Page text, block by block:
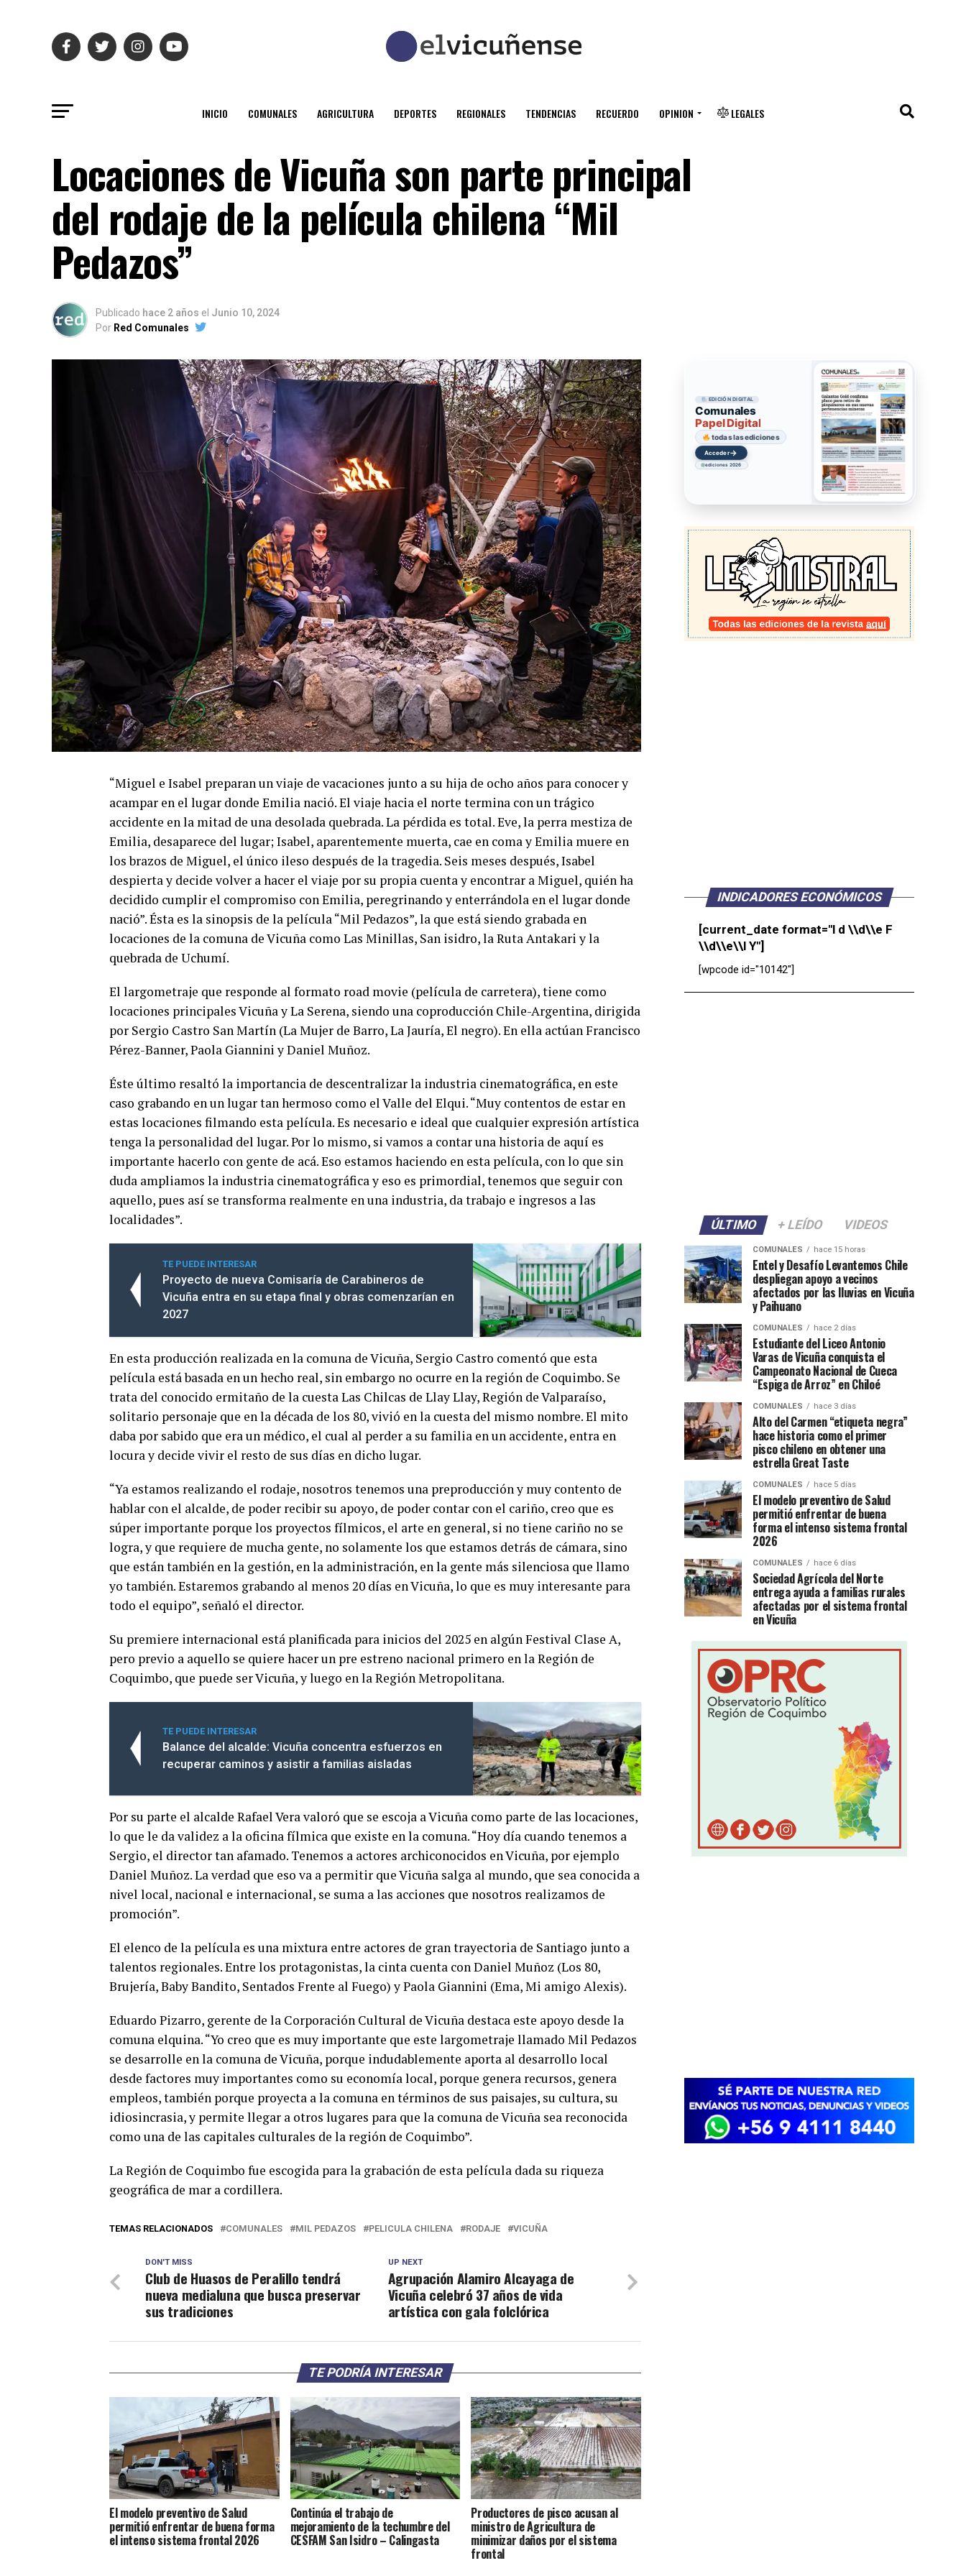
INICIO COMUNALES AGRICULTURA DEPORTES REGIONALES TENDENCIAS RECUERDO OPINION LEGALES
Locaciones de Vicuña son parte principal
del rodaje de la película chilena “Mil
Pedazos”
Publicado hace 2 años el Junio 10, 2024
Por Red Comunales
“Miguel e Isabel preparan un viaje de vacaciones junto a su hija de ocho años para conocer y
acampar en el lugar donde Emilia nació. El viaje hacia el norte termina con un trágico
accidente en la mitad de una desolada quebrada. La pérdida es total. Eve, la perra mestiza de
Emilia, desaparece del lugar; Isabel, aparentemente muerta, cae en coma y Emilia muere en
los brazos de Miguel, el único ileso después de la tragedia. Seis meses después, Isabel
despierta y decide volver a hacer el viaje por su propia cuenta y encontrar a Miguel, quién ha
decidido cumplir el compromiso con Emilia, peregrinando y enterrándola en el lugar donde
nació”. Ésta es la sinopsis de la película “Mil Pedazos”, la que está siendo grabada en
locaciones de la comuna de Vicuña como Las Minillas, San isidro, la Ruta Antakari y la
quebrada de Uchumí.
El largometraje que responde al formato road movie (película de carretera), tiene como
locaciones principales Vicuña y La Serena, siendo una coproducción Chile-Argentina, dirigida
por Sergio Castro San Martín (La Mujer de Barro, La Jauría, El negro). En ella actúan Francisco
Pérez-Banner, Paola Giannini y Daniel Muñoz.
Éste último resaltó la importancia de descentralizar la industria cinematográfica, en este
caso grabando en un lugar tan hermoso como el Valle del Elqui. “Muy contentos de estar en
estas locaciones filmando esta película. Es necesario e ideal que cualquier expresión artística
tenga la personalidad del lugar. Por lo mismo, si vamos a contar una historia de aquí es
importante hacerlo con gente de acá. Eso estamos haciendo en esta película, con lo que sin
duda ampliamos la industria cinematográfica y eso es primordial, tenemos que seguir con
aquello, pues así se transforma realmente en una industria, da trabajo e ingresos a las
localidades”.
TE PUEDE INTERESAR
Proyecto de nueva Comisaría de Carabineros de
Vicuña entra en su etapa final y obras comenzarían en
2027
En esta producción realizada en la comuna de Vicuña, Sergio Castro comentó que esta
película está basada en un hecho real, sin embargo no ocurre en la región de Coquimbo. Se
trata del conocido ermitaño de la cuesta Las Chilcas de Llay Llay, Región de Valparaíso,
solitario personaje que en la década de los 80, vivió en la cuesta del mismo nombre. El mito
daba por sabido que era un médico, el cual al perder a su familia en un accidente, entra en
locura y decide vivir el resto de sus días en dicho lugar.
“Ya estamos realizando el rodaje, nosotros tenemos una preproducción y muy contento de
hablar con el alcalde, de poder recibir su apoyo, de poder contar con el cariño, creo que es
súper importante porque los proyectos fílmicos, el arte en general, si no tiene cariño no se
logra, y que requiere de mucha gente, no solamente los que estamos detrás de cámara, sino
que están también en la gestión, en la administración, en la gente más silenciosa que llamo
yo también. Estaremos grabando al menos 20 días en Vicuña, lo que es muy interesante para
todo el equipo”, señaló el director.
Su premiere internacional está planificada para inicios del 2025 en algún Festival Clase A,
pero previo a aquello se quiere hacer un pre estreno nacional primero en la Región de
Coquimbo, que puede ser Vicuña, y luego en la Región Metropolitana.
TE PUEDE INTERESAR
Balance del alcalde: Vicuña concentra esfuerzos en
recuperar caminos y asistir a familias aisladas
Por su parte el alcalde Rafael Vera valoró que se escoja a Vicuña como parte de las locaciones,
lo que le da validez a la oficina fílmica que existe en la comuna. “Hoy día cuando tenemos a
Sergio, el director tan afamado. Tenemos a actores archiconocidos en Vicuña, por ejemplo
Daniel Muñoz. La verdad que eso va a permitir que Vicuña salga al mundo, que sea conocida a
nivel local, nacional e internacional, se suma a las acciones que nosotros realizamos de
promoción”.
El elenco de la película es una mixtura entre actores de gran trayectoria de Santiago junto a
talentos regionales. Entre los protagonistas, la cinta cuenta con Daniel Muñoz (Los 80,
Brujería, Baby Bandito, Sentados Frente al Fuego) y Paola Giannini (Ema, Mi amigo Alexis).
Eduardo Pizarro, gerente de la Corporación Cultural de Vicuña destaca este apoyo desde la
comuna elquina. “Yo creo que es muy importante que este largometraje llamado Mil Pedazos
se desarrolle en la comuna de Vicuña, porque indudablemente aporta al desarrollo local
desde factores muy importantes como su economía local, porque genera recursos, genera
empleos, también porque proyecta a la comuna en términos de sus paisajes, su cultura, su
idiosincrasia, y permite llegar a otros lugares para que la comuna de Vicuña sea reconocida
como una de las capitales culturales de la región de Coquimbo”.
La Región de Coquimbo fue escogida para la grabación de esta película dada su riqueza
geográfica de mar a cordillera.
TEMAS RELACIONADOS COMUNALES MIL PEDAZOS PELICULA CHILENA RODAJE VICUÑA
UP NEXT
Agrupación Alamiro Alcayaga de
Vicuña celebró 37 años de vida
artística con gala folclórica
DON'T MISS
Club de Huasos de Peralillo tendrá
nueva medialuna que busca preservar
sus tradiciones
TE PODRÍA INTERESAR
El modelo preventivo de Salud
permitió enfrentar de buena forma
el intenso sistema frontal 2026
Continúa el trabajo de
mejoramiento de la techumbre del
CESFAM San Isidro – Calingasta
Productores de pisco acusan al
ministro de Agricultura de
minimizar daños por el sistema
frontal
EDICIÓN DIGITAL
Comunales
Papel Digital
todas las ediciones
Acceder→
ediciones 2026
INDICADORES ECONÓMICOS
[current_date format="l d \\d\\e F
\\d\\e\\l Y"]
[wpcode id="10142"]
ÚLTIMO + LEÍDO VIDEOS
COMUNALES hace 15 horas
Entel y Desafío Levantemos Chile
despliegan apoyo a vecinos
afectados por las lluvias en Vicuña
y Paihuano
COMUNALES hace 2 días
Estudiante del Liceo Antonio
Varas de Vicuña conquista el
Campeonato Nacional de Cueca
“Espiga de Arroz” en Chiloé
COMUNALES hace 3 días
Alto del Carmen “etiqueta negra”
hace historia como el primer
pisco chileno en obtener una
estrella Great Taste
COMUNALES hace 5 días
El modelo preventivo de Salud
permitió enfrentar de buena
forma el intenso sistema frontal
2026
COMUNALES hace 6 días
Sociedad Agrícola del Norte
entrega ayuda a familias rurales
afectadas por el sistema frontal
en Vicuña